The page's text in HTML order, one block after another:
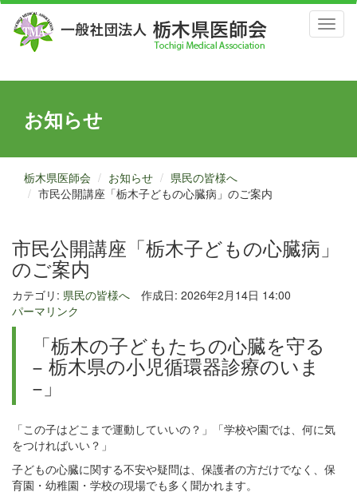
お知らせ
栃木県医師会 お知らせ
県民の皆様へ
市民公開講座「栃木子どもの心臓病」のご案内
市民公開講座「栃木子どもの心臓病」
のご案内
カテゴリ: 県民の皆様へ
作成日: 2026年2月14日 14:00
パーマリンク
「栃木の子どもたちの心臓を守る
− 栃木県の小児循環器診療のいま
−」
「この子はどこまで運動していいの？」「学校や園では、何に気
をつければいい？」
子どもの心臓に関する不安や疑問は、保護者の方だけでなく、保
育園・幼稚園・学校の現場でも多く聞かれます。